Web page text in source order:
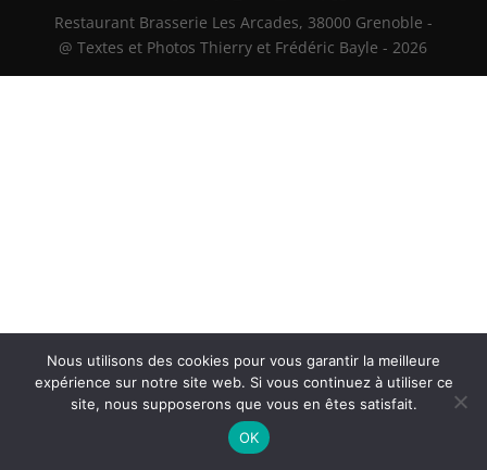
Restaurant Brasserie Les Arcades, 38000 Grenoble -
@ Textes et Photos Thierry et Frédéric Bayle - 2026
Nous utilisons des cookies pour vous garantir la meilleure
expérience sur notre site web. Si vous continuez à utiliser ce
site, nous supposerons que vous en êtes satisfait.
OK